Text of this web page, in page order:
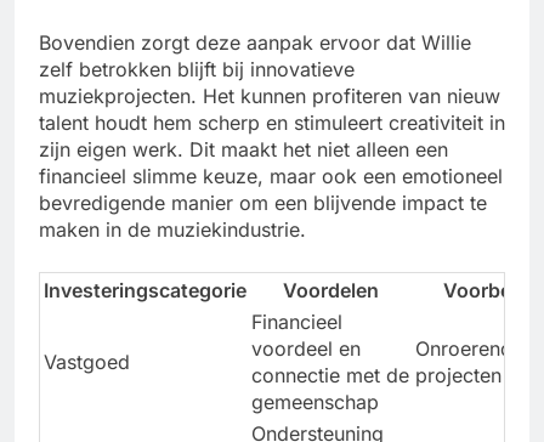
Bovendien zorgt deze aanpak ervoor dat Willie
zelf betrokken blijft bij innovatieve
muziekprojecten. Het kunnen profiteren van nieuw
talent houdt hem scherp en stimuleert creativiteit in
zijn eigen werk. Dit maakt het niet alleen een
financieel slimme keuze, maar ook een emotioneel
bevredigende manier om een blijvende impact te
maken in de muziekindustrie.
Investeringscategorie Voordelen
Vastgoed
Financieel
voordeel en
connectie met de
gemeenschap
Onroerend
projecten
Ondersteuning